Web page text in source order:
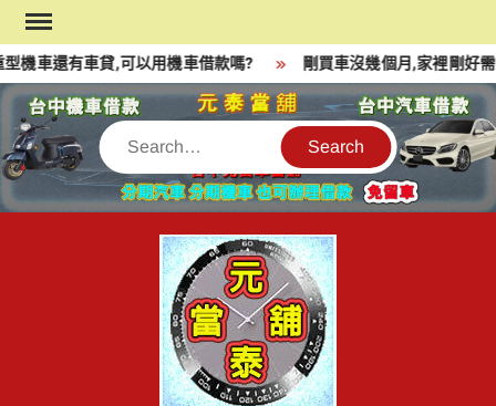
Skip
to
content
機車還有車貸,可以用機車借款嗎? 剛買車沒幾個月,家裡剛好
Search